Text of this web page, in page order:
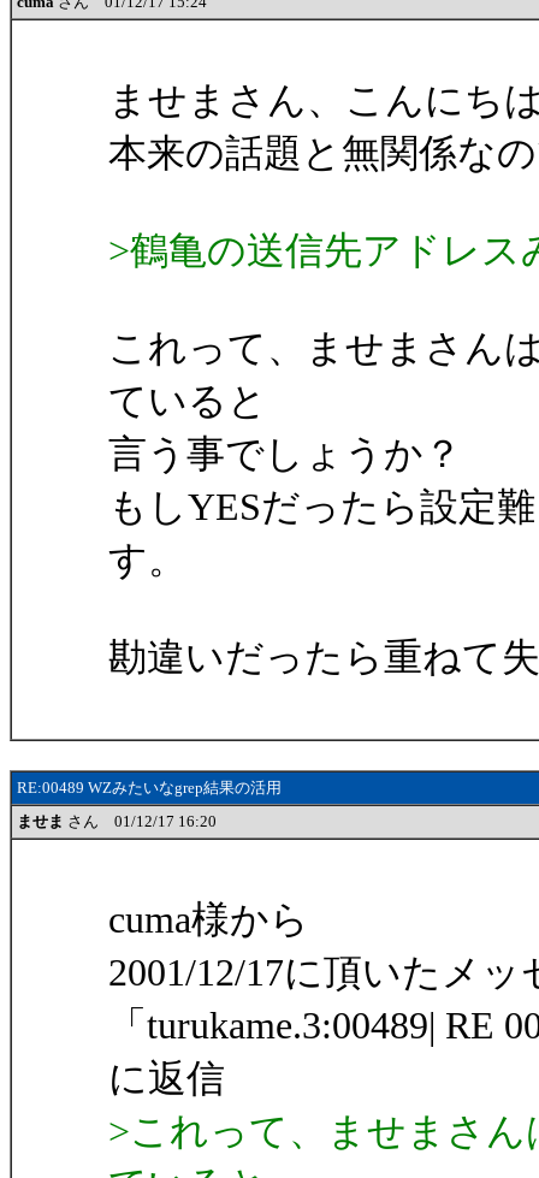
ませまさん、こんにち
本来の話題と無関係な
>鶴亀の送信先アドレ
これって、ませまさん
ていると
言う事でしょうか？
もしYESだったら設定
す。
勘違いだったら重ねて
RE:00489 WZみたいなgrep結果の活用
ませま さん 01/12/17 16:20
cuma様から
2001/12/17に頂いたメッ
「turukame.3:00489|
に返信
>これって、ませまさ